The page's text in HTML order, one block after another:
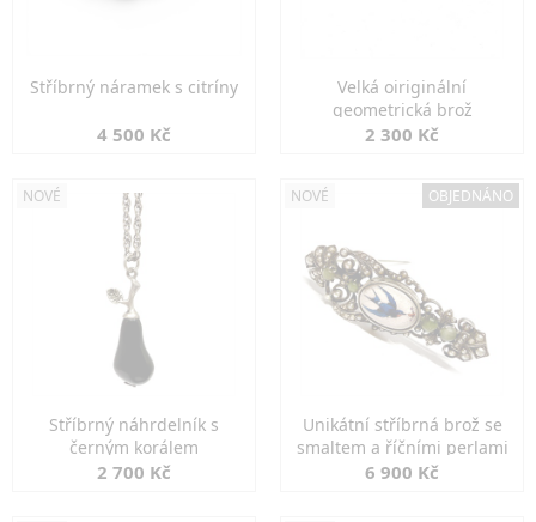
Stříbrný náramek s citríny
4 500 Kč
Velká oiriginální
geometrická brož
2 300 Kč
NOVÉ
Stříbrný náhrdelník s
černým korálem
2 700 Kč
NOVÉ OBJEDNÁNO
Unikátní stříbrná brož se
smaltem a říčními perlami
6 900 Kč